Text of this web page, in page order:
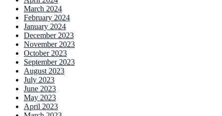
March 2024
February 2024
January 2024
December 2023
November 2023
October 2023
September 2023
August 2023
July 2023
June 2023
May 2023
April 2023